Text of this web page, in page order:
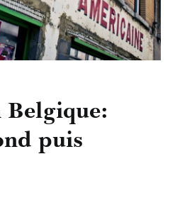
Belgique:
puis